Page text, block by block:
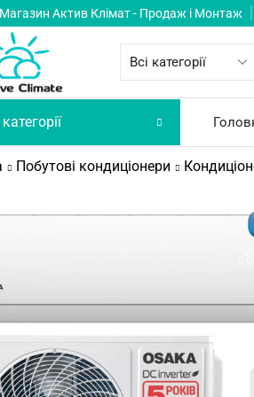
Магазин Актив Клімат - Продаж і Монтаж
категорії
Побутові кондиціонери